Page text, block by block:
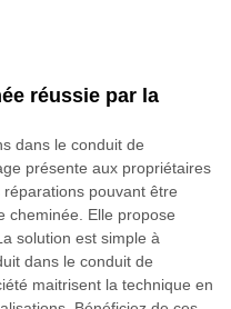
réussie par la
dans le conduit de
présente aux propriétaires
pouvant être
cheminée. Elle propose
solution est simple à
dans le conduit de
maitrisent la technique en